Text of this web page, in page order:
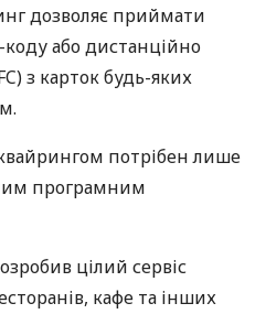
дозволяє приймати
або дистанційно
з карток будь-яких
потрібен лише
програмним
цілий сервіс
кафе та інших